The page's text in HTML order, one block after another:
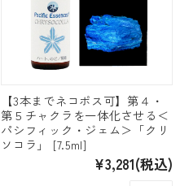
【3本までネコポス可】第４・
第５チャクラを一体化させる＜
パシフィック・ジェム＞「クリ
ソコラ」 [7.5ml]
¥3,281(税込)